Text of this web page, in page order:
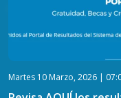
Martes 10 Marzo, 2026 |